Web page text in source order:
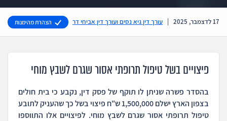
17 לדצמבר, 2025 עורך דין גיא נסים ועורך דין אביחי דר הצהרת מהימנות
פיצויים בשל טיפול תרופתי אסור שגרם לשבץ מוחי
בהסדר פשרה שניתן לו תוקף של פסק דין, נקבע כי בית חולים
בצפון הארץ ישלם 1,500,000 ש"ח פיצוי בשל כך שהעניק לתובע
טיפול תרופתי אסור שגרם לשבץ מוחי. לפיצויים אלו התווספו